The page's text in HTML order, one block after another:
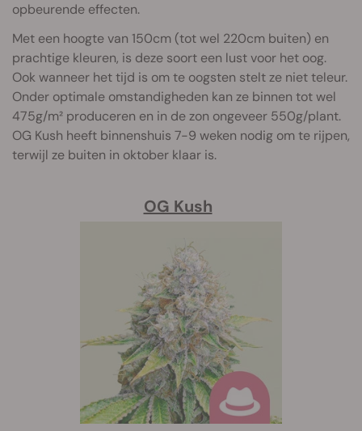
opbeurende effecten.
Met een hoogte van 150cm (tot wel 220cm buiten) en
prachtige kleuren, is deze soort een lust voor het oog.
Ook wanneer het tijd is om te oogsten stelt ze niet teleur.
Onder optimale omstandigheden kan ze binnen tot wel
475g/m² produceren en in de zon ongeveer 550g/plant.
OG Kush heeft binnenshuis 7-9 weken nodig om te rijpen,
terwijl ze buiten in oktober klaar is.
OG Kush